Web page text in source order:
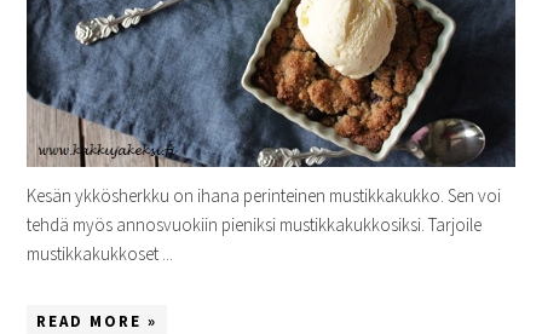
Kesän ykkösherkku on ihana perinteinen mustikkakukko. Sen voi
tehdä myös annosvuokiin pieniksi mustikkakukkosiksi. Tarjoile
mustikkakukkoset ...
READ MORE »